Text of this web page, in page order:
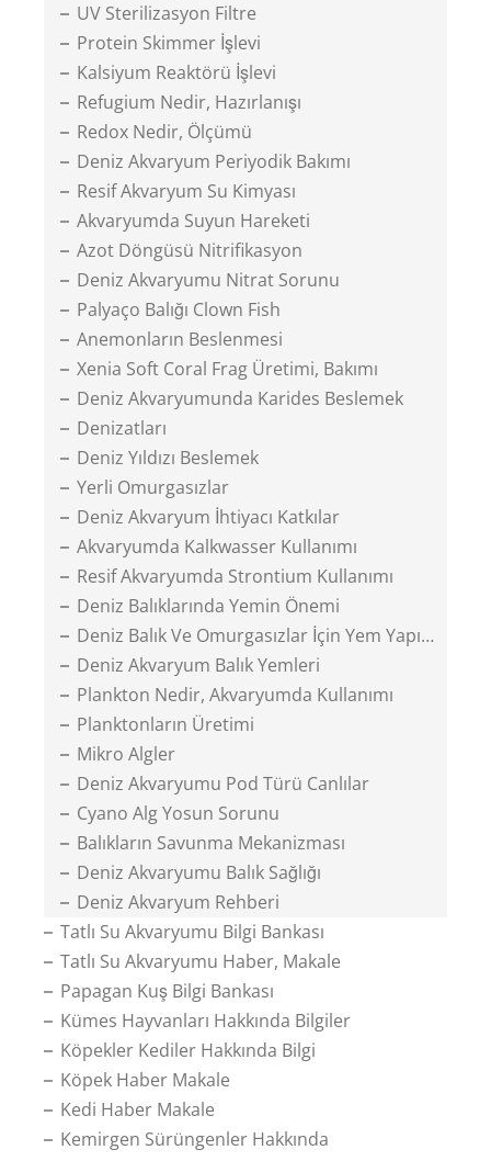
UV Sterilizasyon Filtre
Protein Skimmer İşlevi
Kalsiyum Reaktörü İşlevi
Refugium Nedir, Hazırlanışı
Redox Nedir, Ölçümü
Deniz Akvaryum Periyodik Bakımı
Resif Akvaryum Su Kimyası
Akvaryumda Suyun Hareketi
Azot Döngüsü Nitrifikasyon
Deniz Akvaryumu Nitrat Sorunu
Palyaço Balığı Clown Fish
Anemonların Beslenmesi
Xenia Soft Coral Frag Üretimi, Bakımı
Deniz Akvaryumunda Karides Beslemek
Denizatları
Deniz Yıldızı Beslemek
Yerli Omurgasızlar
Deniz Akvaryum İhtiyacı Katkılar
Akvaryumda Kalkwasser Kullanımı
Resif Akvaryumda Strontium Kullanımı
Deniz Balıklarında Yemin Önemi
Deniz Balık Ve Omurgasızlar İçin Yem Yapımı
Deniz Akvaryum Balık Yemleri
Plankton Nedir, Akvaryumda Kullanımı
Planktonların Üretimi
Mikro Algler
Deniz Akvaryumu Pod Türü Canlılar
Cyano Alg Yosun Sorunu
Balıkların Savunma Mekanizması
Deniz Akvaryumu Balık Sağlığı
Deniz Akvaryum Rehberi
Tatlı Su Akvaryumu Bilgi Bankası
Tatlı Su Akvaryumu Haber, Makale
Papagan Kuş Bilgi Bankası
Kümes Hayvanları Hakkında Bilgiler
Köpekler Kediler Hakkında Bilgi
Köpek Haber Makale
Kedi Haber Makale
Kemirgen Sürüngenler Hakkında